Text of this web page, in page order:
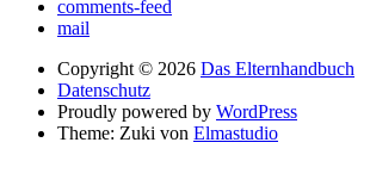
comments-feed
mail
Copyright © 2026 Das Elternhandbuch
Datenschutz
Proudly powered by WordPress
Theme: Zuki von Elmastudio